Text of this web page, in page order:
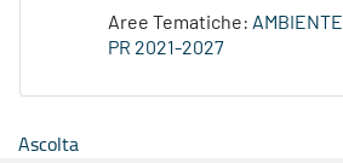
Aree Tematiche: AMBIENTE
PR 2021-2027
Ascolta